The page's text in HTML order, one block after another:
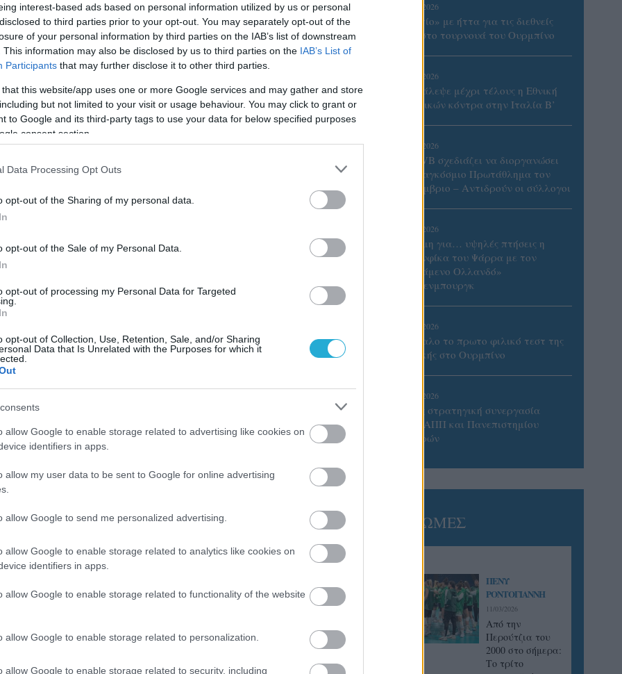
interest-based ads based on personal information utilized by us or personal
to third parties prior to your opt-out. You may separately opt-out of the
of your personal information by third parties on the IAB’s list of downstream
This information may also be disclosed by us to third parties on the IAB’s List of
Participants that may further disclose it to other third parties.
that this website/app uses one or more Google services and may gather and store
but not limited to your visit or usage behaviour. You may click to grant or
to Google and its third-party tags to use your data for below specified purposes
consent section.
Data Processing Opt Outs
opt-out of the Sharing of my personal data.
opt-out of the Sale of my Personal Data.
opt-out of processing my Personal Data for Targeted
opt-out of Collection, Use, Retention, Sale, and/or Sharing
Data that Is Unrelated with the Purposes for which it
allow Google to enable storage related to advertising like cookies on
identifiers in apps.
allow my user data to be sent to Google for online advertising
allow Google to send me personalized advertising.
allow Google to enable storage related to analytics like cookies on
identifiers in apps.
allow Google to enable storage related to functionality of the website
allow Google to enable storage related to personalization.
allow Google to enable storage related to security, including
με εκατοντάδες λιλιπούτειους αθλητές-
φιλέδες, μουσική, τελετές αδελφοποιήσεις,
και ωραία μουσική, ολοκληρώθηκε με επιτυχία στο
07/08/2026
«Αντίο» με ήττα για τις διεθνείς
μας στο τουρνουά του Ουρμπίνο
06/08/2026
Το πάλεψε μέχρι τέλους η Εθνική
γυναικών κόντρα στην Ιταλία Β’
06/08/2026
Η FIVB σχεδιάζει να διοργανώσει
το Παγκόσμιο Πρωτάθλημα τον
Δεκέμβριο – Αντιδρούν οι σύλλογοι
06/08/2026
Έτοιμη για… υψηλές πτήσεις η
Μπενφίκα του Ψάρρα με τον
«Ιπτάμενο Ολλανδό»
Βίλτενμπουργκ
05/08/2026
Ισόπαλο το πρωτο φιλικό τεστ της
Εθνικής στο Ουρμπίνο
05/08/2026
Προς στρατηγική συνεργασία
ΠΑΣΑΠΠ και Πανεπιστημίου
Πατρών
ΓΝΩΜΕΣ
ΠΕΝΥ
ΡΟΝΤΟΓΙΑΝΝΗ
11/03/2026
Από την
Περούτζια του
2000 στο σήμερα:
Tο τρίτο